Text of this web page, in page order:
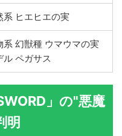
系 ヒエヒエの実
系 幻獣種 ウマウマの実
ル ペガサス
」の"悪魔
明